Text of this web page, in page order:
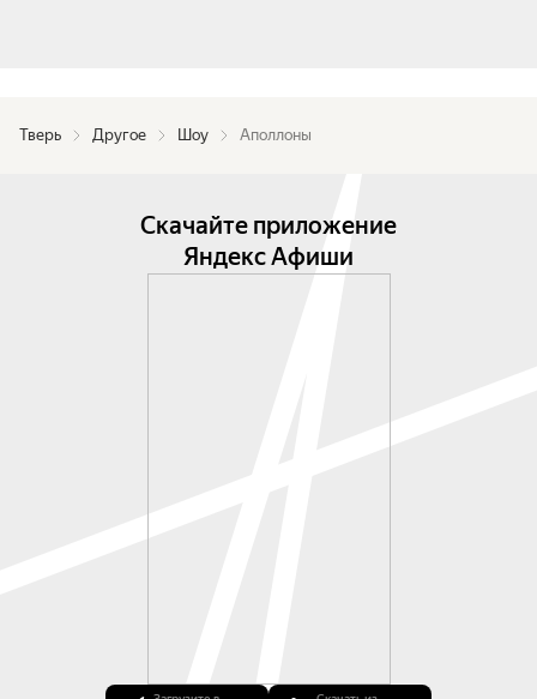
Тверь Другое Шоу Аполлоны
Скачайте приложение
Яндекс Афиши